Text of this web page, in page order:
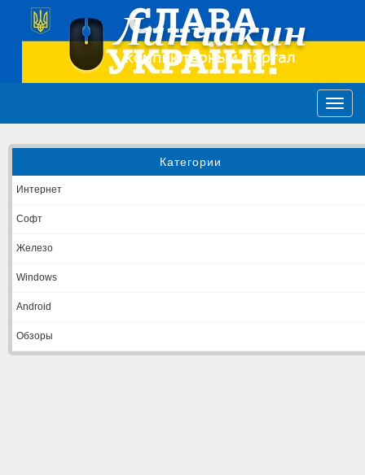
Категории
Интернет
Софт
Железо
Windows
Android
Обзоры